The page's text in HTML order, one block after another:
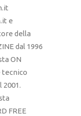
e
della
dal 1996
ON
tecnico
2001.
FREE